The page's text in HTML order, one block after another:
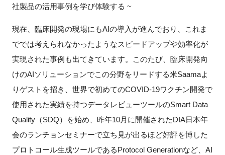
社製品の活用事例を学び体験する ~
現在、臨床開発の現場にもAIの導入が進んでおり、これま
ででは考えられなかったようなスピードアップや効率化が
実現された事例も出てきています。このたび、臨床開発向
けのAIソリューションでこの分野をリードする米Saamaよ
りゲストを招き、世界で初めてのCOVID-19ワクチン開発で
使用された実績を持つデータレビューツールのSmart Data
Quality（SDQ）を始め、昨年10月に開催されたDIA日本年
会のランチョンセミナーで立ち見が出るほど好評を博した
プロトコール生成ツールであるProtocol Generationなど、AI